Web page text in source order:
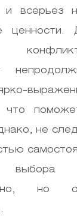
и всерьез
ценности.
что
не
выбора
но